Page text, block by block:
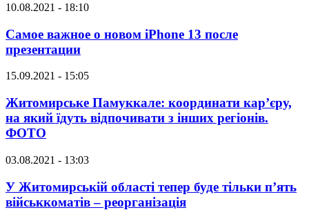
10.08.2021 - 18:10
Самое важное о новом iPhone 13 после
презентации
15.09.2021 - 15:05
Житомирське Памуккале: координати кар’єру,
на який їдуть відпочивати з інших регіонів.
ФОТО
03.08.2021 - 13:03
У Житомирській області тепер буде тільки п’ять
військкоматів – реорганізація